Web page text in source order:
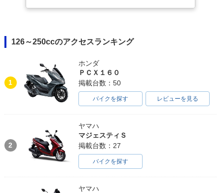
126～250ccのアクセスランキング
1
ホンダ
ＰＣＸ１６０
掲載台数：50
バイクを探す レビューを見る
2
ヤマハ
マジェスティＳ
掲載台数：27
バイクを探す
ヤマハ